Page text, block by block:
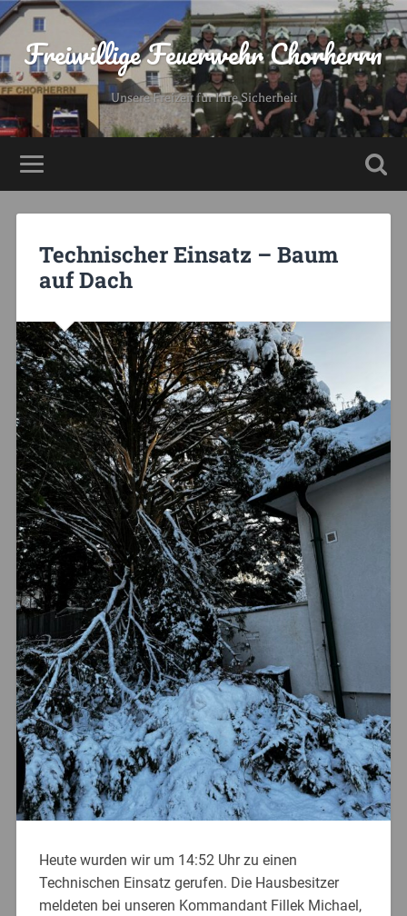
Freiwillige Feuerwehr Chorherrn
Unsere Freizeit für Ihre Sicherheit
Technischer Einsatz – Baum
auf Dach
Heute wurden wir um 14:52 Uhr zu einen
Technischen Einsatz gerufen. Die Hausbesitzer
meldeten bei unseren Kommandant Fillek Michael,